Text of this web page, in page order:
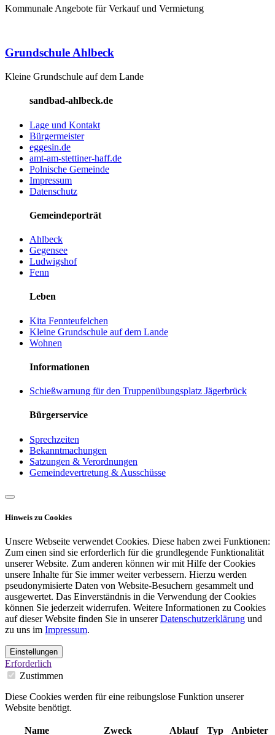
Kommunale Angebote für Verkauf und Vermietung
Grundschule Ahlbeck
Kleine Grundschule auf dem Lande
sandbad-ahlbeck.de
Lage und Kontakt
Bürgermeister
eggesin.de
amt-am-stettiner-haff.de
Polnische Gemeinde
Impressum
Datenschutz
Gemeindeporträt
Ahlbeck
Gegensee
Ludwigshof
Fenn
Leben
Kita Fennteufelchen
Kleine Grundschule auf dem Lande
Wohnen
Informationen
Schießwarnung für den Truppenübungsplatz Jägerbrück
Bürgerservice
Sprechzeiten
Bekanntmachungen
Satzungen & Verordnungen
Gemeindevertretung & Ausschüsse
Hinweis zu Cookies
Unsere Webseite verwendet Cookies. Diese haben zwei Funktionen:
Zum einen sind sie erforderlich für die grundlegende Funktionalität
unserer Website. Zum anderen können wir mit Hilfe der Cookies
unsere Inhalte für Sie immer weiter verbessern. Hierzu werden
pseudonymisierte Daten von Website-Besuchern gesammelt und
ausgewertet. Das Einverständnis in die Verwendung der Cookies
können Sie jederzeit widerrufen. Weitere Informationen zu Cookies
auf dieser Website finden Sie in unsererDatenschutzerklärung und
zu uns im Impressum.
Einstellungen
Erforderlich
Zustimmen
Diese Cookies werden für eine reibungslose Funktion unserer
Website benötigt.
Name Zweck Ablauf Typ Anbieter